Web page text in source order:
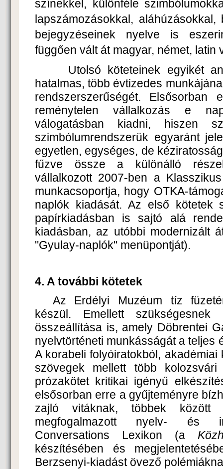
színekkel, különféle
lapszámozásokkal,
bejegyzéseinek nyelve is
függően vált át magyar, német, latin
Utolsó köteteinek egyikét
hatalmas, több évtizedes
rendszerszerűségét. Elsősorban
reménytelen vállalkozás e
válogatásban kiadni, hiszen
szimbólumrendszerük egyaránt
egyetlen, egységes, de
fűzve össze a különálló
vállalkozott 2007-ben a
munkacsoportja, hogy OTKA-
naplók kiadását. Az első kötetek
papírkiadásban is sajtó alá
kiadásban, az utóbbi modernizált
"Gyulay-naplók" menüpontját).
4. A további kötetek
Az Erdélyi Muzéum tíz
készül. Emellett
összeállítása is, amely Döbrentei
nyelvtörténeti munkásságát a teljes
A korabeli folyóiratokból,
szövegek mellett több
prózakötet kritikai igényű
elsősorban erre a gyűjteményre
zajló vitáknak, többek között
megfogalmazott nyelv- és
Conversations Lexikon (a
készítésében és
Berzsenyi-kiadást övező